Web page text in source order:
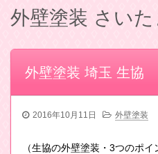
テ
ン
へ
動
外壁塗装 さい
外壁塗装 埼玉 生協
2016年10月11日 外壁塗装
（生協の外壁塗装・3つのポ